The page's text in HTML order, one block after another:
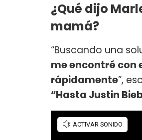
¿Qué dijo
mamá?
“Buscando una
me encontré con
rápidamente”,
“Hasta Justin